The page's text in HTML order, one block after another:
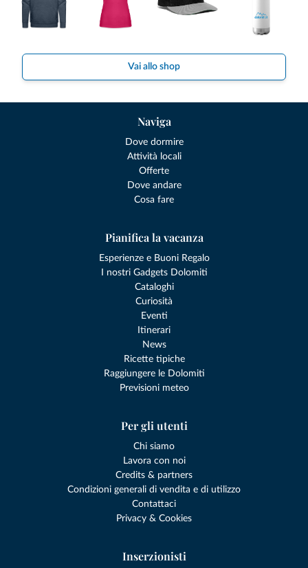
Vai allo shop
Naviga
Dove dormire
Attività locali
Offerte
Dove andare
Cosa fare
Pianifica la vacanza
Esperienze e Buoni Regalo
I nostri Gadgets Dolomiti
Cataloghi
Curiosità
Eventi
Itinerari
News
Ricette tipiche
Raggiungere le Dolomiti
Previsioni meteo
Per gli utenti
Chi siamo
Lavora con noi
Credits & partners
Condizioni generali di vendita e di utilizzo
Contattaci
Privacy & Cookies
Inserzionisti